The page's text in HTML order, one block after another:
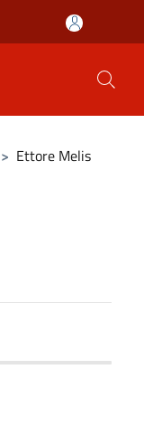
> Ettore Melis